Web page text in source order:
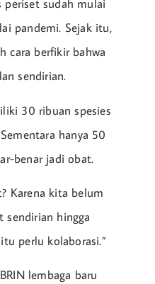
sudah mulai
pandemi. Sejak itu,
cara berfikir bahwa
sendirian.
30 ribuan spesies
hanya 50
benar jadi obat.
Karena kita belum
sendirian hingga
perlu kolaborasi.”
lembaga baru